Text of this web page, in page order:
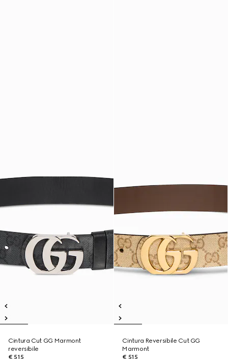
Cintura Cut GG Marmont
reversibile
€ 515
Cintura Reversibile Cut GG
Marmont
€ 515